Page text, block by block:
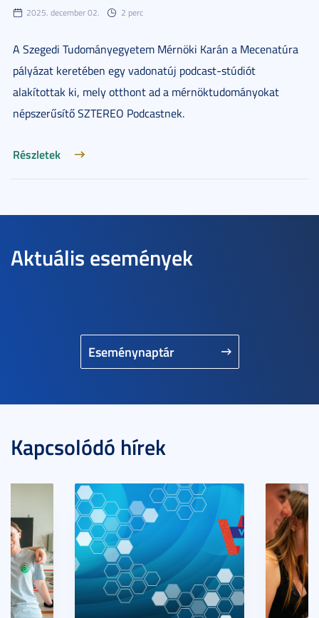
2025. december 02. 2 perc
A Szegedi Tudományegyetem Mérnöki Karán a Mecenatúra
pályázat keretében egy vadonatúj podcast-stúdiót
alakítottak ki, mely otthont ad a mérnöktudományokat
népszerűsítő SZTEREO Podcastnek.
Részletek
Aktuális események
Eseménynaptár
Kapcsolódó hírek